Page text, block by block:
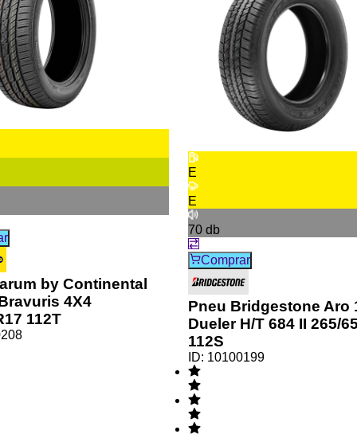
by Continental
4X4
112T
E
E
70 db
Comprar
Pneu Bridgestone Aro
Dueler H/T 684 II 265/
112S
ID: 10100199